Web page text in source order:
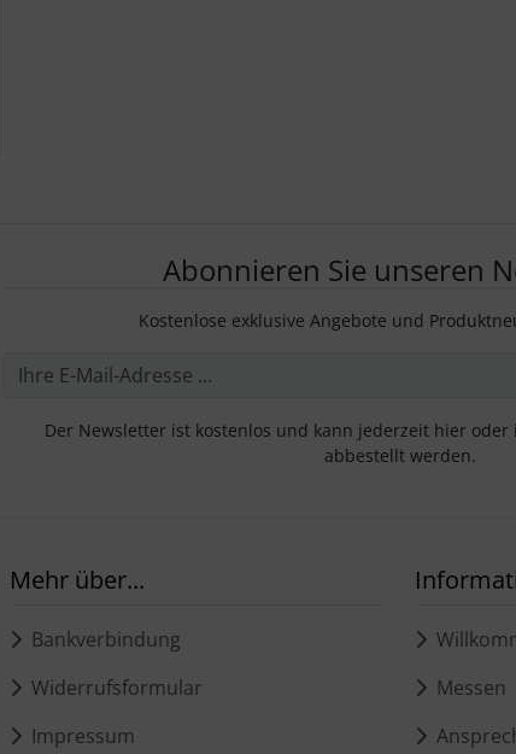
Abonnieren Sie unseren
Kostenlose exklusive Angebote und
Der Newsletter ist kostenlos und kann jederzeit hier
abbestellt werden.
Mehr über...
Bankverbindung
Widerrufsformular
Impressum
Messen